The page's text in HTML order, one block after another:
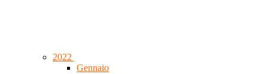
2022
Gennaio